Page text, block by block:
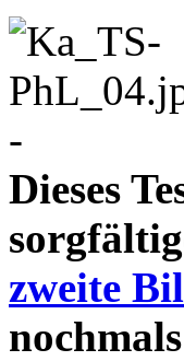
-
Dieses
zweite